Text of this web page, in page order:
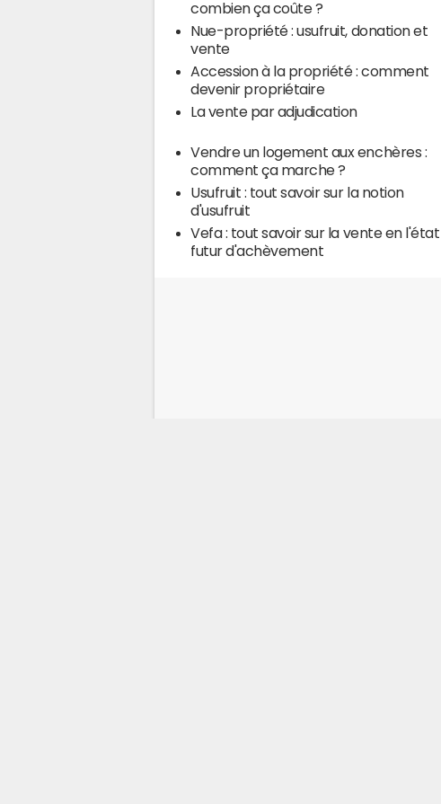
combien ça coûte ?
Nue-propriété : usufruit, donation et
vente
Accession à la propriété : comment
devenir propriétaire
La vente par adjudication
Vendre un logement aux enchères :
comment ça marche ?
Usufruit : tout savoir sur la notion
d'usufruit
Vefa : tout savoir sur la vente en l'état
futur d'achèvement